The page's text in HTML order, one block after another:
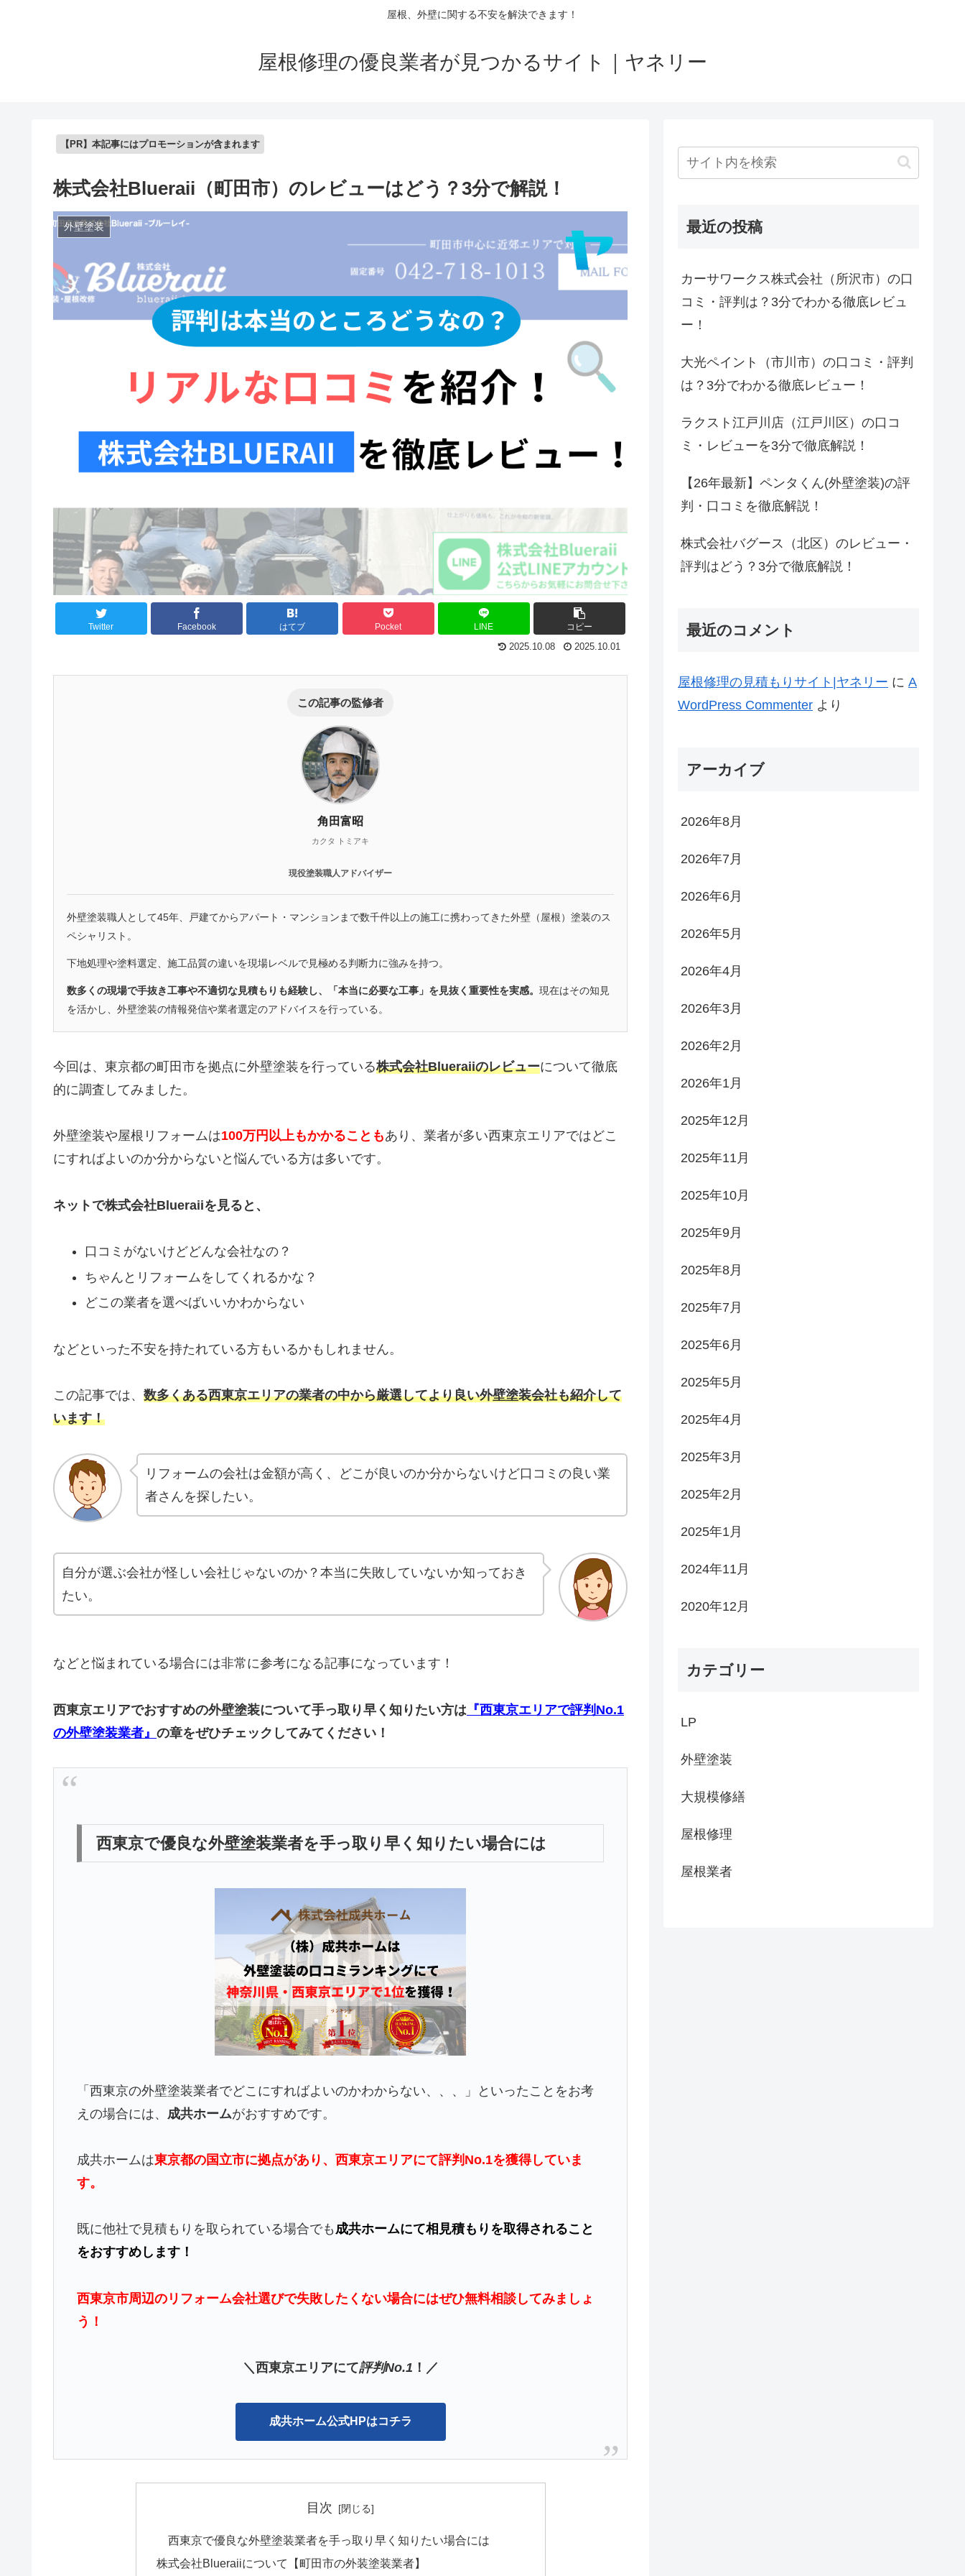
屋根、外壁に関する不安を解決できます！
屋根修理の優良業者が見つかるサイト｜ヤネリー
【PR】本記事にはプロモーションが含まれます
株式会社Blueraii（町田市）のレビューはどう？3分で解説！
外壁塗装
Twitter Facebook はてブ Pocket LINE コピー
2025.10.08 2025.10.01
この記事の監修者
角田富昭
カクタ トミアキ
現役塗装職人アドバイザー
外壁塗装職人として45年、戸建てからアパート・マンションまで数千件以上の施工に携わってきた外壁（屋根）塗装のス
ペシャリスト。
下地処理や塗料選定、施工品質の違いを現場レベルで見極める判断力に強みを持つ。
数多くの現場で手抜き工事や不適切な見積もりも経験し、「本当に必要な工事」を見抜く重要性を実感。 現在はその知見
を活かし、外壁塗装の情報発信や業者選定のアドバイスを行っている。
今回は、東京都の町田市を拠点に外壁塗装を行っている株式会社Blueraiiのレビューについて徹底
的に調査してみました。
外壁塗装や屋根リフォームは100万円以上もかかることもあり、業者が多い西東京エリアではどこ
にすればよいのか分からないと悩んでいる方は多いです。
ネットで株式会社Blueraiiを見ると、
口コミがないけどどんな会社なの？
ちゃんとリフォームをしてくれるかな？
どこの業者を選べばいいかわからない
などといった不安を持たれている方もいるかもしれません。
この記事では、 数多くある西東京エリアの業者の中から厳選してより良い外壁塗装会社も紹介して
います！
リフォームの会社は金額が高く、どこが良いのか分からないけど口コミの良い業
者さんを探したい。
自分が選ぶ会社が怪しい会社じゃないのか？本当に失敗していないか知っておき
たい。
などと悩まれている場合には非常に参考になる記事になっています！
西東京エリアでおすすめの外壁塗装について手っ取り早く知りたい方は 『西東京エリアで評判No.1
の外壁塗装業者』 の章をぜひチェックしてみてください！
西東京で優良な外壁塗装業者を手っ取り早く知りたい場合には
「西東京の外壁塗装業者でどこにすればよいのかわからない、、、」といったことをお考
えの場合には、 成共ホームがおすすめです。
成共ホームは東京都の国立市に拠点があり、西東京エリアにて評判No.1を獲得していま
す。
既に他社で見積もりを取られている場合でも 成共ホームにて相見積もりを取得されること
をおすすめします！
西東京市周辺のリフォーム会社選びで失敗したくない場合にはぜひ無料相談してみましょ
う！
＼西東京エリアにて評判No.1 ！／
成共ホーム公式HPはコチラ
目次
西東京で優良な外壁塗装業者を手っ取り早く知りたい場合には
株式会社Blueraiiについて【町田市の外装塗装業者】
最近の投稿
カーサワークス株式会社（所沢市）の口
コミ・評判は？3分でわかる徹底レビュ
ー！
大光ペイント（市川市）の口コミ・評判
は？3分でわかる徹底レビュー！
ラクスト江戸川店（江戸川区）の口コ
ミ・レビューを3分で徹底解説！
【26年最新】ペンタくん(外壁塗装)の評
判・口コミを徹底解説！
株式会社バグース（北区）のレビュー・
評判はどう？3分で徹底解説！
最近のコメント
屋根修理の見積もりサイト|ヤネリー に A
WordPress Commenter より
アーカイブ
2026年8月
2026年7月
2026年6月
2026年5月
2026年4月
2026年3月
2026年2月
2026年1月
2025年12月
2025年11月
2025年10月
2025年9月
2025年8月
2025年7月
2025年6月
2025年5月
2025年4月
2025年3月
2025年2月
2025年1月
2024年11月
2020年12月
カテゴリー
LP
外壁塗装
大規模修繕
屋根修理
屋根業者